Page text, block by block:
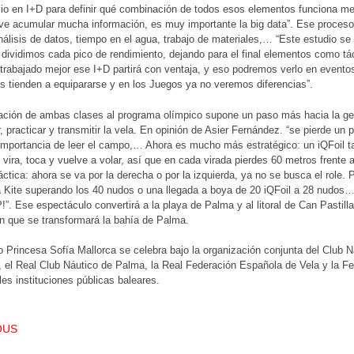
en I+D para definir qué combinación de todos esos elementos funciona
acumular mucha información, es muy importante la big data”. Ese
de datos, tiempo en el agua, trabajo de materiales,… “Este estudio
cada pico de rendimiento, dejando para el final elementos como
mejor ese I+D partirá con ventaja, y eso podremos verlo en
tienden a equipararse y en los Juegos ya no veremos diferencias”.
de ambas clases al programa olímpico supone un paso más hacia la
practicar y transmitir la vela. En opinión de Asier Fernández. “se pierde un
de leer el campo,… Ahora es mucho más estratégico: un iQFoil
vira, toca y vuelve a volar, así que en cada virada pierdes 60 metros frente
ahora se va por la derecha o por la izquierda, ya no se busca el role.
Kite superando los 40 nudos o una llegada a boya de 20 iQFoil a 28
Ese espectáculo convertirá a la playa de Palma y al litoral de Can
que se transformará la bahía de Palma.
Princesa Sofía Mallorca se celebra bajo la organización conjunta del Club
el Real Club Náutico de Palma, la Real Federación Española de Vela y la
instituciones públicas baleares.
NAVIGATION